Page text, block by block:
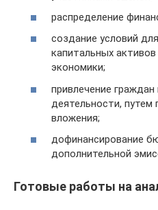
распределение
создание условий
капитальных
экономики;
привлечение
деятельности, путем
вложения;
дофинансирование
дополнительной
Готовые работы на